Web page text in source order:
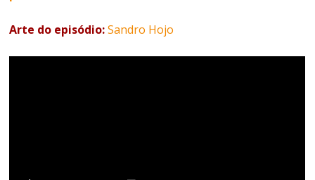
Arte do episódio: Sandro Hojo